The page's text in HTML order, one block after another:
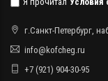
г.Санкт-Петербург,
info@kofcheg.ru
+7 (921) 904-30-95